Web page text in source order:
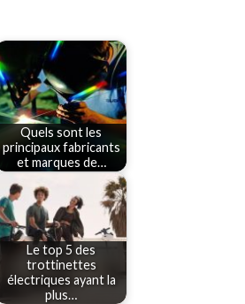
Quels sont les
principaux fabricants
et marques de…
Le top 5 des
trottinettes
électriques ayant la
plus…